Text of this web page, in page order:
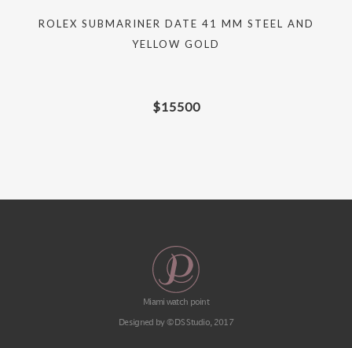
ROLEX SUBMARINER DATE 41 MM STEEL AND
YELLOW GOLD
$15500
Miami watch point
Designed by © DS Studio, 2017